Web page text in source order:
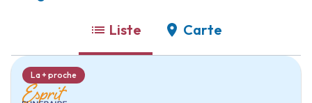
Liste Carte
La + proche